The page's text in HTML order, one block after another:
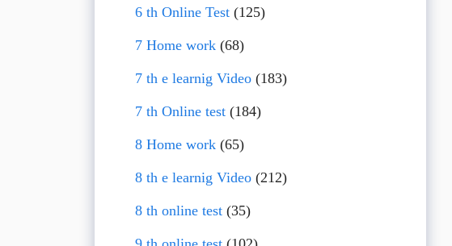
6 th Online Test(125)
7 Home work(68)
7 th e learnig Video(183)
7 th Online test(184)
8 Home work(65)
8 th e learnig Video(212)
8 th online test(35)